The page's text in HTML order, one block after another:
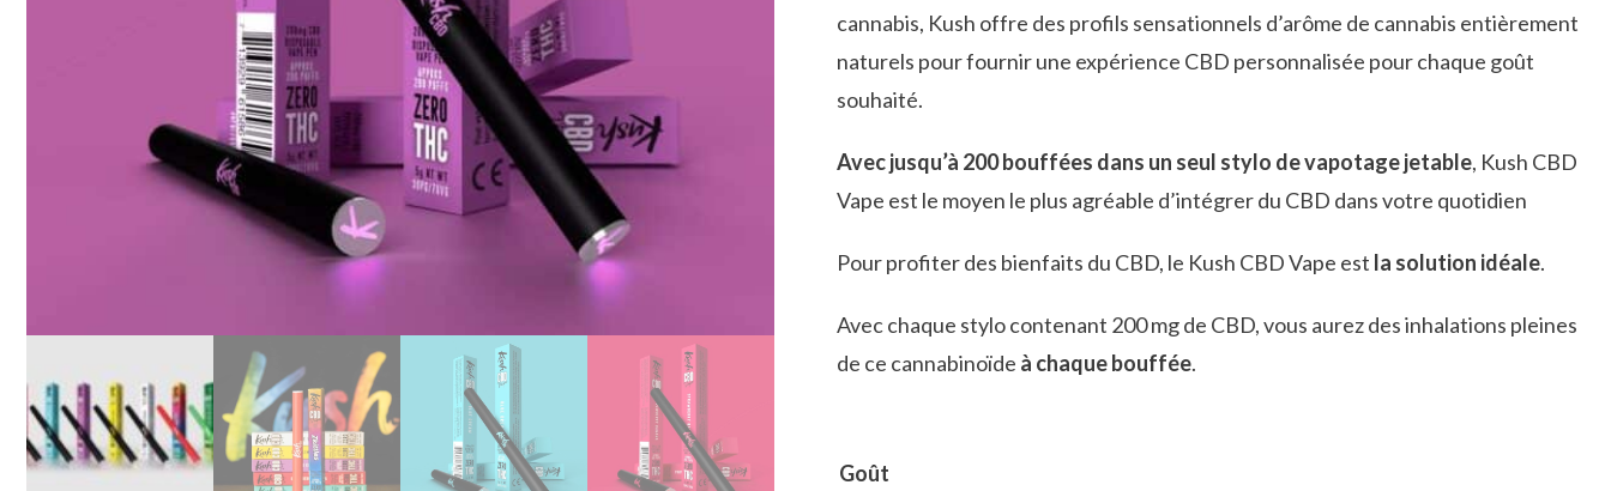
cannabis, Kush offre des profils sensationnels d’arôme de cannabis entièrement
naturels pour fournir une expérience CBD personnalisée pour chaque goût
souhaité.
Avec jusqu’à 200 bouffées dans un seul stylo de vapotage jetable, Kush CBD
Vape est le moyen le plus agréable d’intégrer du CBD dans votre quotidien
Pour profiter des bienfaits du CBD, le Kush CBD Vape est la solution idéale.
Avec chaque stylo contenant 200 mg de CBD, vous aurez des inhalations pleines
de ce cannabinoïde à chaque bouffée.
Goût